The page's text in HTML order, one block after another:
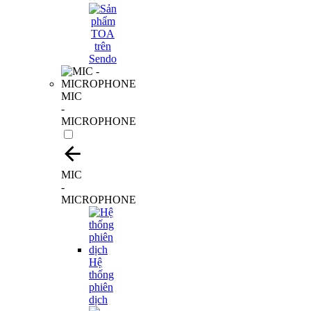
MIC
-
MICROPHONE
MIC
-
MICROPHONE
Hệ
thống
phiên
dịch